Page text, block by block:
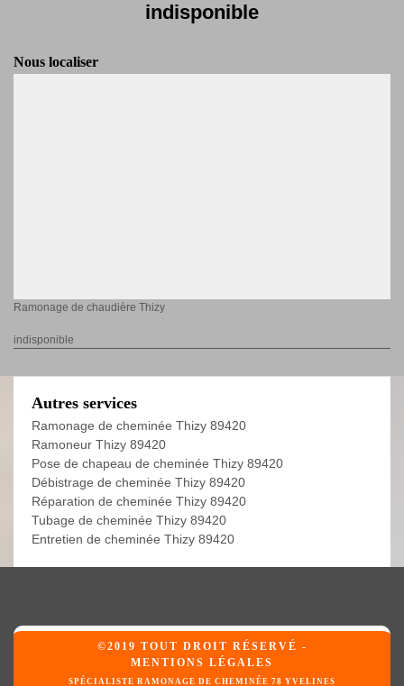
indisponible
Nous localiser
Ramonage de chaudière Thizy
indisponible
Autres services
Ramonage de cheminée Thizy 89420
Ramoneur Thizy 89420
Pose de chapeau de cheminée Thizy 89420
Débistrage de cheminée Thizy 89420
Réparation de cheminée Thizy 89420
Tubage de cheminée Thizy 89420
Entretien de cheminée Thizy 89420
©2019 TOUT DROIT RÉSERVÉ -
MENTIONS LÉGALES
SPÉCIALISTE RAMONAGE DE CHEMINÉE 78 YVELINES